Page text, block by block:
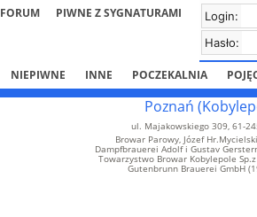
FORUM PIWNE Z SYGNATURAMI
Login:
Hasło:
NIEPIWNE INNE POCZEKALNIA
Poznań
ul. Majakowskiego 309, 61-
Browar Parowy, Józef
Dampfbrauerei Adolf i Gustav
Towarzystwo Browar Kobylepole
Gutenbrunn Brauerei GmbH